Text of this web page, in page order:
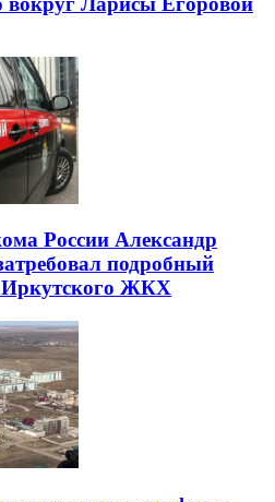
России Александр
подробный
Иркутского ЖКХ